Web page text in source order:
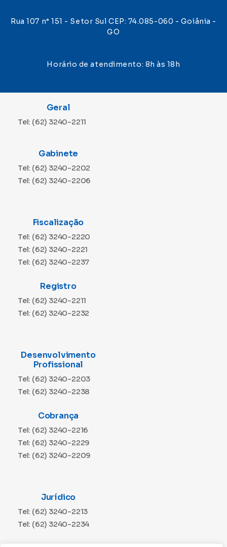
Rua 107 n° 151 - Setor Sul CEP: 74.085-060 - Goiânia -
GO
Horário de atendimento: 8h às 18h
Geral
Tel: (62) 3240-2211
Gabinete
Tel: (62) 3240-2202
Tel: (62) 3240-2206
Fiscalização
Tel: (62) 3240-2220
Tel: (62) 3240-2221
Tel: (62) 3240-2237
Registro
Tel: (62) 3240-2211
Tel: (62) 3240-2232
Desenvolvimento
Profissional
Tel: (62) 3240-2203
Tel: (62) 3240-2238
Cobrança
Tel: (62) 3240-2216
Tel: (62) 3240-2229
Tel: (62) 3240-2209
Jurídico
Tel: (62) 3240-2213
Tel: (62) 3240-2234